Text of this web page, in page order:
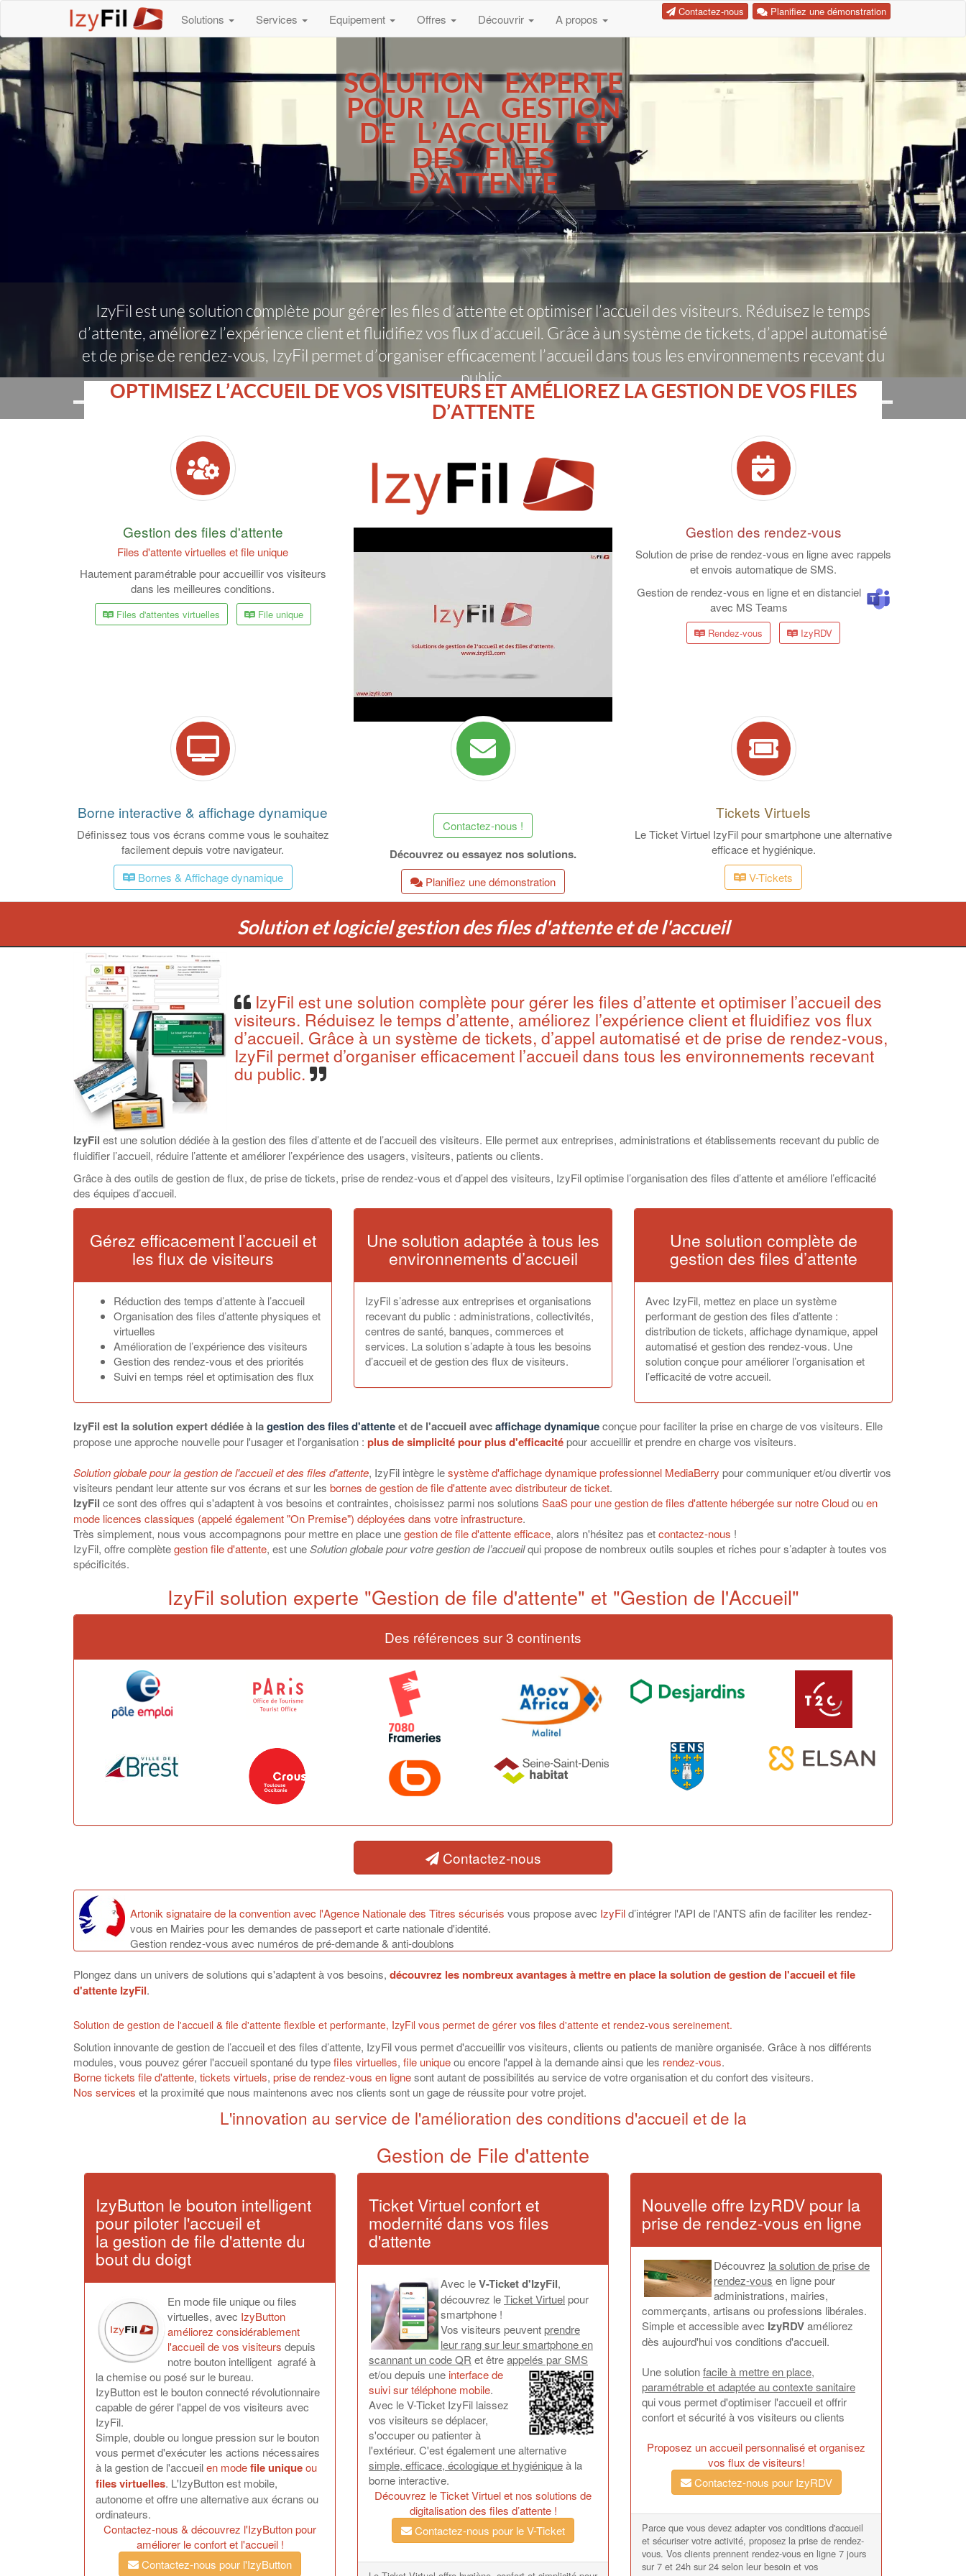
Planifiez une démonstration
Contactez-nous
Solutions Services Equipement Offres Découvrir A propos
SOLUTION EXPERTE
POUR LA GESTION
DE L’ACCUEIL ET
DES FILES
D’ATTENTE
IzyFil est une solution complète pour gérer les files d’attente et optimiser l’accueil des visiteurs. Réduisez le temps
d’attente, améliorez l’expérience client et fluidifiez vos flux d’accueil. Grâce à un système de tickets, d’appel automatisé
et de prise de rendez-vous, IzyFil permet d’organiser efficacement l’accueil dans tous les environnements recevant du
public.
OPTIMISEZ L’ACCUEIL DE VOS VISITEURS ET AMÉLIOREZ LA GESTION DE VOS FILES
D’ATTENTE
Gestion des files d'attente
Files d'attente virtuelles et file unique
Hautement paramétrable pour accueillir vos visiteurs
dans les meilleures conditions.
Files d'attentes virtuelles File unique
Gestion des rendez-vous
Solution de prise de rendez-vous en ligne avec rappels
et envois automatique de SMS.
Gestion de rendez-vous en ligne et en distanciel
avec MS Teams
Rendez-vous IzyRDV
Borne interactive & affichage dynamique
Définissez tous vos écrans comme vous le souhaitez
facilement depuis votre navigateur.
Bornes & Affichage dynamique
Contactez-nous !
Découvrez ou essayez nos solutions.
Planifiez une démonstration
Tickets Virtuels
Le Ticket Virtuel IzyFil pour smartphone une alternative
efficace et hygiénique.
V-Tickets
Solution et logiciel gestion des files d'attente et de l'accueil
IzyFil est une solution complète pour gérer les files d’attente et optimiser l’accueil des
visiteurs. Réduisez le temps d’attente, améliorez l’expérience client et fluidifiez vos flux
d’accueil. Grâce à un système de tickets, d’appel automatisé et de prise de rendez-vous,
IzyFil permet d’organiser efficacement l’accueil dans tous les environnements recevant
du public.
IzyFil est une solution dédiée à la gestion des files d’attente et de l’accueil des visiteurs. Elle permet aux entreprises, administrations et établissements recevant du public de
fluidifier l’accueil, réduire l’attente et améliorer l’expérience des usagers, visiteurs, patients ou clients.
Grâce à des outils de gestion de flux, de prise de tickets, prise de rendez-vous et d’appel des visiteurs, IzyFil optimise l’organisation des files d’attente et améliore l’efficacité
des équipes d’accueil.
Gérez efficacement l’accueil et
les flux de visiteurs
Réduction des temps d’attente à l’accueil
Organisation des files d’attente physiques et
virtuelles
Amélioration de l’expérience des visiteurs
Gestion des rendez-vous et des priorités
Suivi en temps réel et optimisation des flux
Une solution adaptée à tous les
environnements d’accueil
IzyFil s’adresse aux entreprises et organisations
recevant du public : administrations, collectivités,
centres de santé, banques, commerces et
services. La solution s’adapte à tous les besoins
d’accueil et de gestion des flux de visiteurs.
Une solution complète de
gestion des files d’attente
Avec IzyFil, mettez en place un système
performant de gestion des files d’attente :
distribution de tickets, affichage dynamique, appel
automatisé et gestion des rendez-vous. Une
solution conçue pour améliorer l’organisation et
l’efficacité de votre accueil.
IzyFil est la solution expert dédiée à lagestion des files d'attenteet de l'accueil avecaffichage dynamiqueconçue pour faciliter la prise en charge de vos visiteurs. Elle
propose une approche nouvelle pour l'usager et l'organisation : plus de simplicité pour plus d'efficacitépour accueillir et prendre en charge vos visiteurs.
Solution globale pour la gestion de l'accueil et des files d'attente, IzyFil intègre lesystème d'affichage dynamique professionnel MediaBerry pour communiquer et/ou divertir vos
visiteurs pendant leur attente sur vos écrans et sur les bornes de gestion de file d'attente avec distributeur de ticket.
IzyFil ce sont des offres qui s'adaptent à vos besoins et contraintes, choisissez parmi nos solutions SaaS pour une gestion de files d'attente hébergée sur notre Cloudouen
mode licences classiques (appelé également "On Premise") déployées dans votre infrastructure.
Très simplement, nous vous accompagnons pour mettre en place unegestion de file d'attente efficace, alors n'hésitez pas etcontactez-nous !
IzyFil, offre complètegestion file d'attente, est uneSolution globale pour votre gestion de l’accueilqui propose de nombreux outils souples et riches pour s’adapter à toutes vos
spécificités.
IzyFil solution experte "Gestion de file d'attente" et "Gestion de l'Accueil"
Des références sur 3 continents
Contactez-nous
Artonik signataire de la convention avec l'Agence Nationale des Titres sécurisés vous propose avec IzyFild’intégrer l'API de l'ANTS afin de faciliter les rendez-
vous en Mairies pour les demandes de passeport et carte nationale d'identité.
Gestion rendez-vous avec numéros de pré-demande & anti-doublons
Plongez dans un univers de solutions qui s'adaptent à vos besoins, découvrez les nombreux avantages à mettre en place la solution de gestion de l'accueil et file
d'attente IzyFil.
Solution de gestion de l'accueil & file d'attente flexible et performante, IzyFil vous permet de gérer vos files d'attente et rendez-vous sereinement.
Solution innovante de gestion de l’accueil et des files d’attente, IzyFil vous permet d'accueillir vos visiteurs, clients ou patients de manière organisée. Grâce à nos différents
modules, vous pouvez gérer l'accueil spontané du typefiles virtuelles, file uniqueou encore l'appel à la demande ainsi que les rendez-vous.
Borne tickets file d'attente, tickets virtuels, prise de rendez-vous en lignesont autant de possibilités au service de votre organisation et du confort des visiteurs.
Nos services et la proximité que nous maintenons avec nos clients sont un gage de réussite pour votre projet.
L'innovation au service de l'amélioration des conditions d'accueil et de la
Gestion de File d'attente
IzyButton le bouton intelligent
pour piloter l'accueil et
la gestion de file d'attente du
bout du doigt
En mode file unique ou files
virtuelles, avec IzyButton
améliorez considérablement
l'accueil de vos visiteurs depuis
notre bouton intelligent agrafé à
la chemise ou posé sur le bureau.
IzyButton est le bouton connecté révolutionnaire
capable de gérer l'appel de vos visiteurs avec
IzyFil.
Simple, double ou longue pression sur le bouton
vous permet d'exécuter les actions nécessaires
à la gestion de l'accueilen modefile uniqueou
files virtuelles. L'IzyButton est mobile,
autonome et offre une alternative aux écrans ou
ordinateurs.
Contactez-nous & découvrez l'IzyButton pour
améliorer le confort et l'accueil !
Contactez-nous pour l'IzyButton
Ticket Virtuel confort et
modernité dans vos files
d'attente
Avec leV-Ticket d'IzyFil,
découvrez leTicket Virtuelpour
smartphone !
Vos visiteurs peuventprendre
leur rang sur leur smartphone en
scannant un code QR et êtreappelés par SMS
et/ou depuis une interface de
suivi sur téléphone mobile.
Avec le V-Ticket IzyFil laissez
vos visiteurs se déplacer,
s'occuper ou patienter à
l'extérieur. C'est également une alternative
simple, efficace, écologique et hygiéniqueà la
borne interactive.
Découvrez le Ticket Virtuel et nos solutions de
digitalisation des files d’attente !
Contactez-nous pour le V-Ticket
Nouvelle offre IzyRDV pour la
prise de rendez-vous en ligne
Découvrez la solution de prise de
rendez-vous en ligne pour
administrations, mairies,
commerçants, artisans ou professions libérales.
Simple et accessible avec IzyRDVaméliorez
dès aujourd'hui vos conditions d'accueil.
Une solutionfacile à mettre en place,
paramétrable et adaptée au contexte sanitaire
qui vous permet d'optimiser l'accueil et offrir
confort et sécurité à vos visiteurs ou clients
Proposez un accueil personnalisé et organisez
vos flux de visiteurs!
Contactez-nous pour IzyRDV
Parce que vous devez adapter vos conditions d'accueil
et sécuriser votre activité, proposez la prise de rendez-
vous. Vos clients prennent rendez-vous en ligne 7 jours
sur 7 et 24h sur 24 selon leur besoin et vos